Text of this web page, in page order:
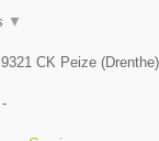
▼
9321 CK Peize(Drenthe)
-